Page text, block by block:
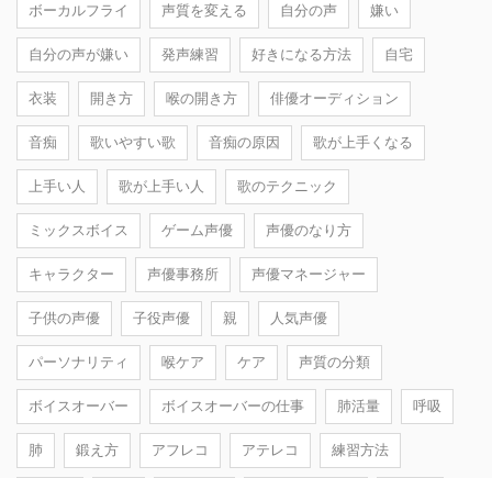
ボーカルフライ 声質を変える 自分の声 嫌い
自分の声が嫌い 発声練習 好きになる方法 自宅
衣装 開き方 喉の開き方 俳優オーディション
音痴 歌いやすい歌 音痴の原因 歌が上手くなる
上手い人 歌が上手い人 歌のテクニック
ミックスボイス ゲーム声優 声優のなり方
キャラクター 声優事務所 声優マネージャー
子供の声優 子役声優 親 人気声優
パーソナリティ 喉ケア ケア 声質の分類
ボイスオーバー ボイスオーバーの仕事 肺活量 呼吸
肺 鍛え方 アフレコ アテレコ 練習方法